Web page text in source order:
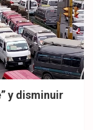
y disminuir